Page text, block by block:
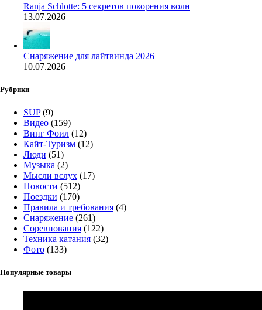
Ranja Schlotte: 5 секретов покорения волн
13.07.2026
Снаряжение для лайтвинда 2026
10.07.2026
Рубрики
SUP(9)
Видео (159)
Винг Фоил (12)
Кайт-Туризм (12)
Люди (51)
Музыка (2)
Мысли вслух (17)
Новости (512)
Поездки (170)
Правила и требования (4)
Снаряжение (261)
Соревнования (122)
Техника катания (32)
Фото (133)
Популярные товары